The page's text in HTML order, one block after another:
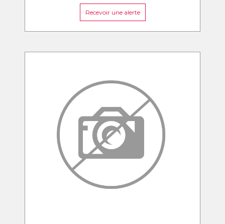
Recevoir une alerte